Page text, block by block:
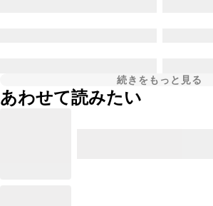
続きをもっと見る
あわせて読みたい